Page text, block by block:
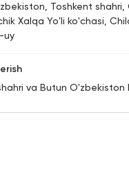
Toshkent shahri,
Xalqa Yo'li ko'chasi,
uy
va Butun O'zbekiston